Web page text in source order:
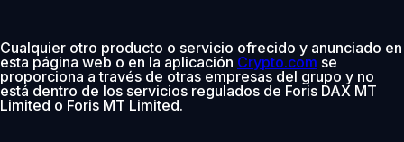
Cualquier otro producto o servicio ofrecido y anunciado en
esta página web o en la aplicación Crypto.com se
proporciona a través de otras empresas del grupo y no
está dentro de los servicios regulados de Foris DAX MT
Limited o Foris MT Limited.